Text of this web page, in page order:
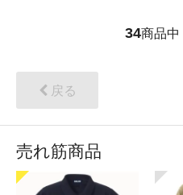
34商品中
戻る
売れ筋商品